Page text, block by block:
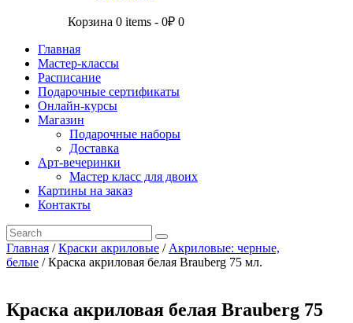
Корзина 0 items -0₽ 0
Главная
Мастер-классы
Расписание
Подарочные сертификаты
Онлайн-курсы
Магазин
Подарочные наборы
Доставка
Арт-вечеринки
Мастер класс для двоих
Картины на заказ
Контакты
Главная /Краски акриловые / Акриловые: черные,
белые / Краска акриловая белая Brauberg 75 мл.
Краска акриловая белая Brauberg 75